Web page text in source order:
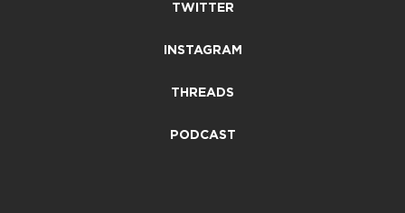
TWITTER
INSTAGRAM
THREADS
PODCAST